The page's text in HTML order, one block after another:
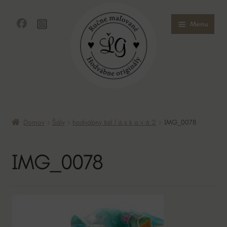
Menu
O mne
Domov Šály hodvábny šál l á s k a v á 2 IMG_0078
IMG_0078